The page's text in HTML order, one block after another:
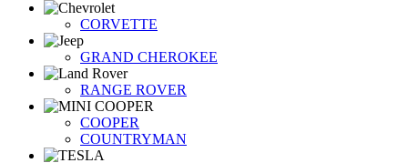
CORVETTE
GRAND CHEROKEE
RANGE ROVER
COOPER
COUNTRYMAN